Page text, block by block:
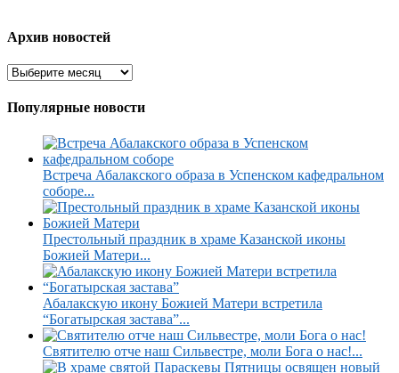
Архив новостей
Популярные новости
Встреча Абалакского образа в Успенском кафедральном
соборе...
Престольный праздник в храме Казанской иконы
Божией Матери...
Абалакскую икону Божией Матери встретила
“Богатырская застава”...
Святителю отче наш Сильвестре, моли Бога о нас!...